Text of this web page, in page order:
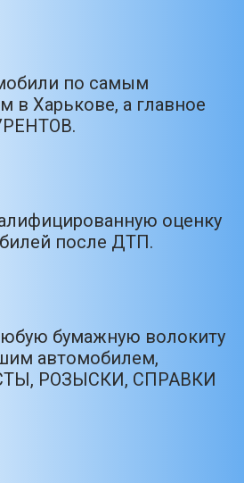
по самым
в Харькове, а главное
оценку
после ДТП.
бумажную волокиту
автомобилем,
РОЗЫСКИ, СПРАВКИ